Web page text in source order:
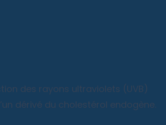
des rayons ultraviolets (UVB)
dérivé du cholestérol endogène.